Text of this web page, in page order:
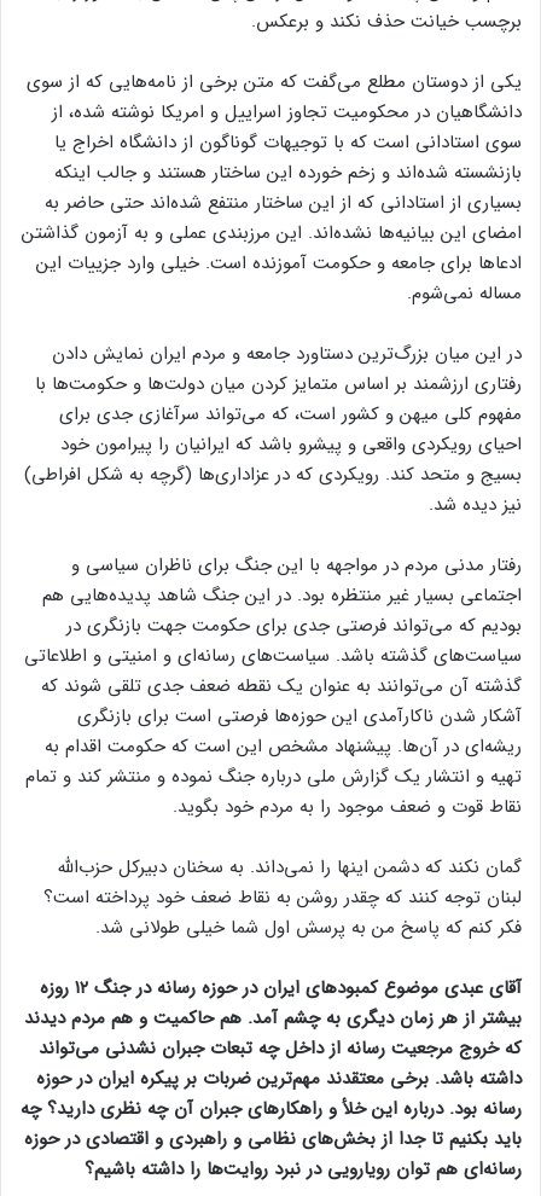
برچسب خیانت حذف نکند و برعکس.
یکی از دوستان مطلع می‌گفت که متن برخی از نامه‌هایی که از سوی
دانشگاهیان در محکومیت تجاوز اسراییل و امریکا نوشته شده، از
سوی استادانی است که با توجیهات گوناگون از دانشگاه اخراج یا
بازنشسته شده‌اند و زخم خورده این ساختار هستند و جالب اینکه
بسیاری از استادانی که از این ساختار منتفع شده‌اند حتی حاضر به
امضای این بیانیه‌ها نشده‌اند. این مرزبندی عملی و به آزمون گذاشتن
ادعاها برای جامعه و حکومت آموزنده است. خیلی وارد جزییات این
مساله نمی‌شوم.
در این میان بزرگ‌ترین دستاورد جامعه و مردم ایران نمایش دادن
رفتاری ارزشمند بر اساس متمایز کردن میان دولت‌ها و حکومت‌ها با
مفهوم کلی میهن و کشور است، که می‌تواند سرآغازی جدی برای
احیای رویکردی واقعی و پیشرو باشد که ایرانیان را پیرامون خود
بسیج و متحد کند. رویکردی که در عزاداری‌ها (گرچه به شکل افراطی)
نیز دیده شد.
رفتار مدنی مردم در مواجهه با این جنگ برای ناظران سیاسی و
اجتماعی بسیار غیر منتظره بود. در این جنگ شاهد پدیده‌هایی هم
بودیم که می‌تواند فرصتی جدی برای حکومت جهت بازنگری در
سیاست‌های گذشته باشد. سیاست‌های رسانه‌ای و امنیتی و اطلاعاتی
گذشته آن می‌توانند به عنوان یک نقطه ضعف جدی تلقی شوند که
آشکار شدن ناکارآمدی این حوزه‌ها فرصتی است برای بازنگری
ریشه‌ای در آن‌ها. پیشنهاد مشخص این است که حکومت اقدام به
تهیه و انتشار یک گزارش ملی درباره جنگ نموده و منتشر کند و تمام
نقاط قوت و ضعف موجود را به مردم خود بگوید.
گمان نکند که دشمن اینها را نمی‌داند. به سخنان دبیرکل حزب‌الله
لبنان توجه کنند که چقدر روشن به نقاط ضعف خود پرداخته است؟
فکر کنم که پاسخ من به پرسش اول شما خیلی طولانی شد.
آقای عبدی موضوع کمبودهای ایران در حوزه رسانه در جنگ ۱۲ روزه
بیشتر از هر زمان دیگری به چشم آمد. هم حاکمیت و هم مردم دیدند
که خروج مرجعیت رسانه از داخل چه تبعات جبران نشدنی می‌تواند
داشته باشد. برخی معتقدند مهم‌ترین ضربات بر پیکره ایران در حوزه
رسانه بود. درباره این خلأ و راهکارهای جبران آن چه نظری دارید؟ چه
باید بکنیم تا جدا از بخش‌های نظامی و راهبردی و اقتصادی در حوزه
رسانه‌ای هم توان رویارویی در نبرد روایت‌ها را داشته باشیم؟